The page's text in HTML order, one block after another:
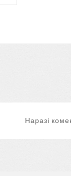
Наразі